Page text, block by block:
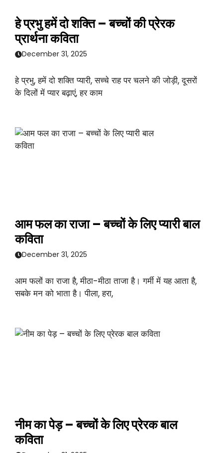
हे प्रभु हमें दो शक्ति – बच्चों की प्रेरक
प्रार्थना कविता
December 31, 2025
हे प्रभु, हमें दो शक्ति प्यारी, सच्चे राह पर चलने की जोड़ी, दूसरों
के दिलों में प्यार बढ़ाएं, हर काम
आम फल का राजा – बच्चों के लिए प्यारी बाल
कविता
December 31, 2025
आम फलों का राजा है, मीठा-मीठा ताजा है। गर्मी में यह आता है,
सबके मन को भाता है। पीला, हरा,
नीम का पेड़ – बच्चों के लिए प्रेरक बाल
कविता